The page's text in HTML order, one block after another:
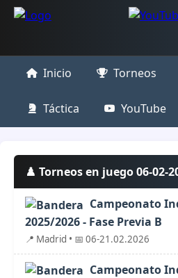
Inicio Torneos
Táctica YouTube
♟️ Torneos en juego 06-02-
Campeonato
2025/2026 - Fase Previa B
📍 Madrid • 📅 06-21.02.2026
Campeonato